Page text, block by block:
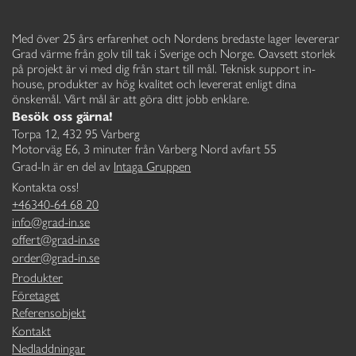
Med över 25 års erfarenhet och Nordens bredaste lager levererar
Grad värme från golv till tak i Sverige och Norge. Oavsett storlek
på projekt är vi med dig från start till mål. Teknisk support in-
house, produkter av hög kvalitet och levererat enligt dina
önskemål. Vårt mål är att göra ditt jobb enklare.
Besök oss gärna!
Torpa 12, 432 95 Varberg
Motorväg E6, 3 minuter från Varberg Nord avfart 55
Grad-In är en del av Intaga Gruppen
Kontakta oss!
+46340-64 68 20
info@grad-in.se
offert@grad-in.se
order@grad-in.se
Produkter
Företaget
Referensobjekt
Kontakt
Nedladdningar